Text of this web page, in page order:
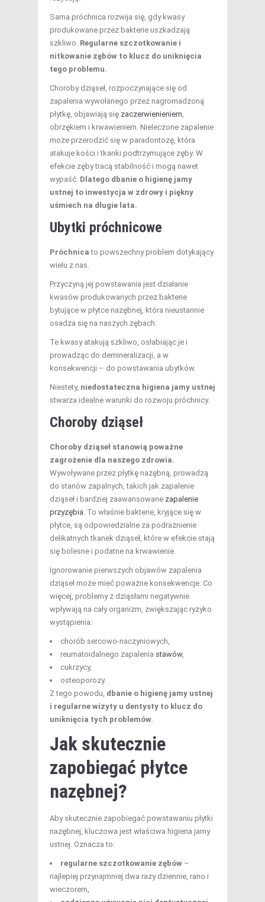
Sama próchnica rozwija się, gdy kwasy
produkowane przez bakterie uszkadzają
szkliwo. Regularne szczotkowanie i
nitkowanie zębów to klucz do uniknięcia
tego problemu.
Choroby dziąseł, rozpoczynające się od
zapalenia wywołanego przez nagromadzoną
płytkę, objawiają się zaczerwienieniem,
obrzękiem i krwawieniem. Nieleczone zapalenie
może przerodzić się w paradontozę, która
atakuje kości i tkanki podtrzymujące zęby. W
efekcie zęby tracą stabilność i mogą nawet
wypaść. Dlatego dbanie o higienę jamy
ustnej to inwestycja w zdrowy i piękny
uśmiech na długie lata.
Ubytki próchnicowe
Próchnica to powszechny problem dotykający
wielu z nas.
Przyczyną jej powstawania jest działanie
kwasów produkowanych przez bakterie
bytujące w płytce nazębnej, która nieustannie
osadza się na naszych zębach.
Te kwasy atakują szkliwo, osłabiając je i
prowadząc do demineralizacji, a w
konsekwencji – do powstawania ubytków.
Niestety, niedostateczna higiena jamy ustnej
stwarza idealne warunki do rozwoju próchnicy.
Choroby dziąseł
Choroby dziąseł stanowią poważne
zagrożenie dla naszego zdrowia.
Wywoływane przez płytkę nazębną, prowadzą
do stanów zapalnych, takich jak zapalenie
dziąseł i bardziej zaawansowane zapalenie
przyzębia. To właśnie bakterie, kryjące się w
płytce, są odpowiedzialne za podrażnienie
delikatnych tkanek dziąseł, które w efekcie stają
się bolesne i podatne na krwawienie.
Ignorowanie pierwszych objawów zapalenia
dziąseł może mieć poważne konsekwencje. Co
więcej, problemy z dziąsłami negatywnie
wpływają na cały organizm, zwiększając ryzyko
wystąpienia:
chorób sercowo-naczyniowych,
reumatoidalnego zapalenia stawów,
cukrzycy,
osteoporozy.
Z tego powodu, dbanie o higienę jamy ustnej
i regularne wizyty u dentysty to klucz do
uniknięcia tych problemów.
Jak skutecznie
zapobiegać płytce
nazębnej?
Aby skutecznie zapobiegać powstawaniu płytki
nazębnej, kluczowa jest właściwa higiena jamy
ustnej. Oznacza to:
regularne szczotkowanie zębów –
najlepiej przynajmniej dwa razy dziennie, rano i
wieczorem,